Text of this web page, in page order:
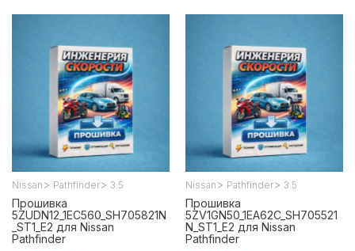
Nissan > Pathfinder> 3.5
Прошивка
5ZUDN12_1EC560_SH705821N
_ST1_E2 для Nissan
Pathfinder
Nissan > Pathfinder> 3.5
Прошивка
5ZV1GN50_1EA62C_SH705521
N_ST1_E2 для Nissan
Pathfinder